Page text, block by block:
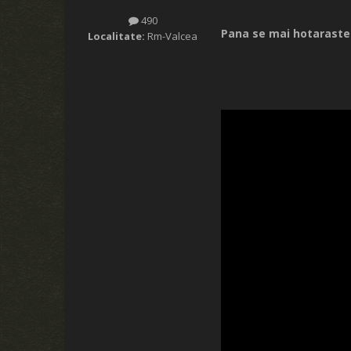
490
Localitate: Rm-Valcea Pana se mai